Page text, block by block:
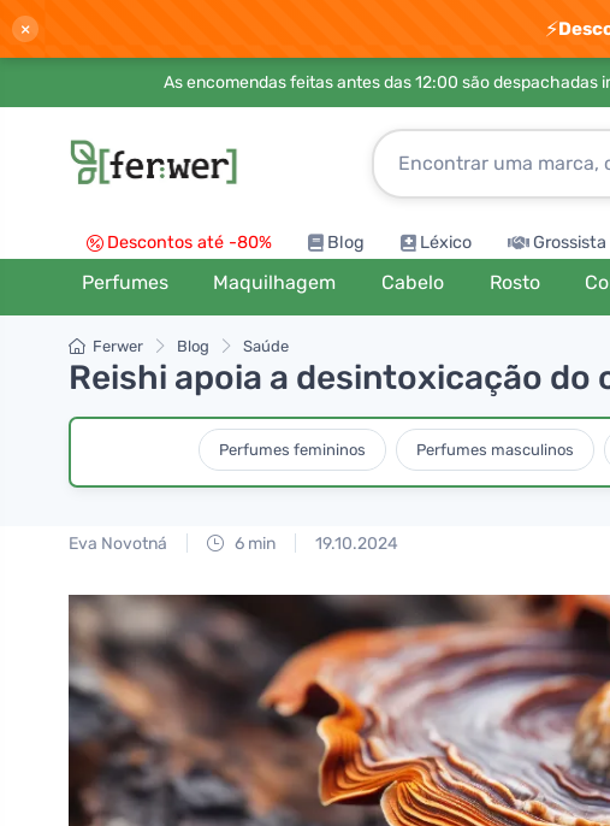
× ⚡
As encomendas feitas antes das 12:00 são despachadas
Descontos até -80% Blog Léxico Grossista
Perfumes Maquilhagem Cabelo Rosto
Ferwer Blog Saúde
Reishi apoia a desintoxicação
Perfumes femininos Perfumes masculinos
Eva Novotná 6 min 19.10.2024